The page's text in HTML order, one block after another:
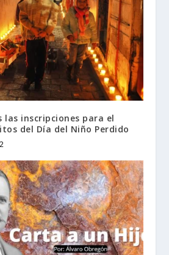
las inscripciones para el
del Día del Niño Perdido